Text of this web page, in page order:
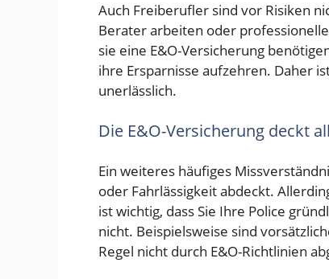
Auch Freiberufler sind vor Risiken
Berater arbeiten oder
sie eine E&O-Versicherung
ihre Ersparnisse aufzehren. Daher
unerlässlich.
Die E&O-Versicherung deckt
Ein weiteres häufiges
oder Fahrlässigkeit abdeckt.
ist wichtig, dass Sie Ihre Police
nicht. Beispielsweise sind
Regel nicht durch E&O-Richtlinien